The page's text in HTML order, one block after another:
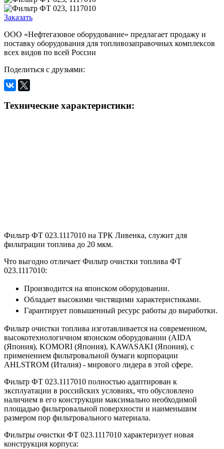
Заказать
ООО «Нефтегазовое оборудование» предлагает продажу и
поставку оборудования для топливозаправочных комплексов
всех видов по всей России
Поделиться с друзьями:
Технические характеристики:
Фильтр ФТ 023.1117010 на ТРК Ливенка, служит для
фильтрации топлива до 20 мкм.
Что выгодно отличает Фильтр очистки топлива ФТ
023.1117010:
Производится на японском оборудовании.
Обладает высокими чистящими характеристиками.
Гарантирует повышенный ресурс работы до выработки.
Фильтр очистки топлива изготавливается на современном,
высокотехнологичном японском оборудовании (AIDA
(Япония), KOMORI (Япония), KAWASAKI (Япония), с
применением фильтровальной бумаги корпорации
AHLSTROM (Италия) - мирового лидера в этой сфере.
Фильтр ФТ 023.1117010 полностью адаптирован к
эксплуатации в российских условиях, что обусловлено
наличием в его конструкции максимально необходимой
площадью фильтровальной поверхности и наименьшим
размером пор фильтровального материала.
Фильтры очистки ФТ 023.1117010 характеризует новая
конструкция корпуса: